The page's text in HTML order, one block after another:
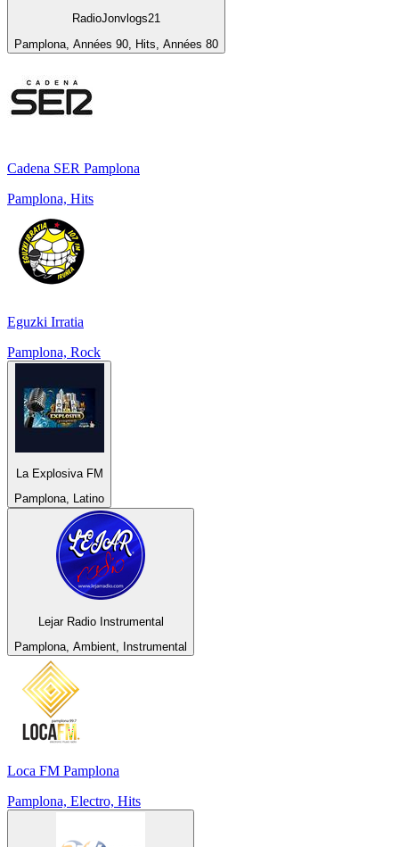
RadioJonvlogs21
Pamplona, Années 90, Hits, Années 80
Cadena SER Pamplona
Pamplona, Hits
Eguzki Irratia
Pamplona, Rock
La Explosiva FM
Pamplona, Latino
Lejar Radio Instrumental
Pamplona, Ambient, Instrumental
Loca FM Pamplona
Pamplona, Electro, Hits